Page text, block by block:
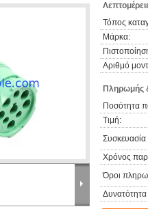
Τόπος
Μάρκα:
Αριθμό
Πληρωμής
Ποσότητα
Τιμή:
Συσκευασία
Χρόνος
Όροι